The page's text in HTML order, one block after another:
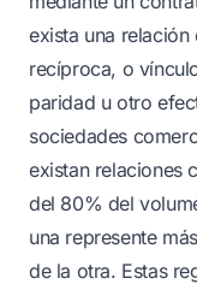
exista una
recíproca, o
paridad u otro
sociedades
existan relaciones
del 80% del
una represente
de la otra. Estas